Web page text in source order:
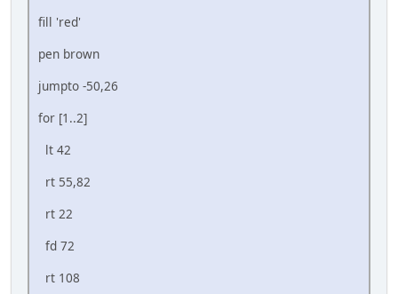
fill 'red'
pen brown
jumpto -50,26
for [1..2]
lt 42
rt 55,82
rt 22
fd 72
rt 108